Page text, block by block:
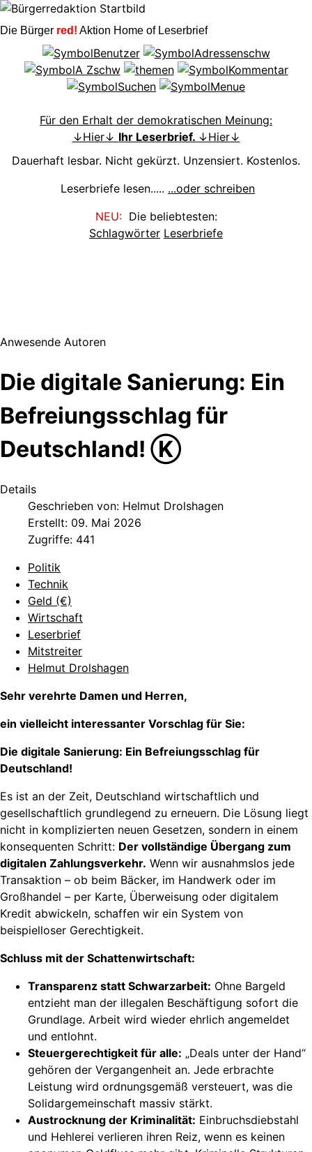
Die Bürger red! Aktion Home of Leserbrief
Für den Erhalt der demokratischen Meinung:
↓Hier↓ Ihr Leserbrief. ↓Hier↓
Dauerhaft lesbar. Nicht gekürzt. Unzensiert. Kostenlos.
Leserbriefe lesen..... ...oder schreiben
NEU:Die beliebtesten:
Schlagwörter Leserbriefe
Anwesende Autoren
Die digitale Sanierung: Ein
Befreiungsschlag für
Deutschland! Ⓚ
Details
Geschrieben von: Helmut Drolshagen
Erstellt: 09. Mai 2026
Zugriffe: 441
Politik
Technik
Geld (€)
Wirtschaft
Leserbrief
Mitstreiter
Helmut Drolshagen
Sehr verehrte Damen und Herren,
ein vielleicht interessanter Vorschlag für Sie:
Die digitale Sanierung: Ein Befreiungsschlag für
Deutschland!
Es ist an der Zeit, Deutschland wirtschaftlich und
gesellschaftlich grundlegend zu erneuern. Die Lösung liegt
nicht in komplizierten neuen Gesetzen, sondern in einem
konsequenten Schritt: Der vollständige Übergang zum
digitalen Zahlungsverkehr. Wenn wir ausnahmslos jede
Transaktion – ob beim Bäcker, im Handwerk oder im
Großhandel – per Karte, Überweisung oder digitalem
Kredit abwickeln, schaffen wir ein System von
beispielloser Gerechtigkeit.
Schluss mit der Schattenwirtschaft:
Transparenz statt Schwarzarbeit: Ohne Bargeld
entzieht man der illegalen Beschäftigung sofort die
Grundlage. Arbeit wird wieder ehrlich angemeldet
und entlohnt.
Steuergerechtigkeit für alle: „Deals unter der Hand“
gehören der Vergangenheit an. Jede erbrachte
Leistung wird ordnungsgemäß versteuert, was die
Solidargemeinschaft massiv stärkt.
Austrocknung der Kriminalität: Einbruchsdiebstahl
und Hehlerei verlieren ihren Reiz, wenn es keinen